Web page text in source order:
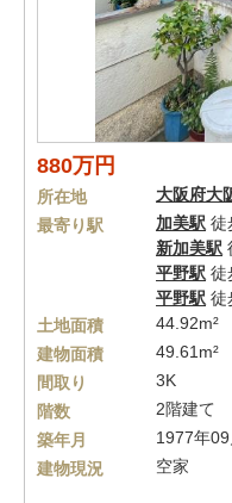
880万円
所在地 大阪府大
最寄り駅
加美駅 徒
新加美駅
平野駅 徒
平野駅 徒
土地面積
44.92m²
建物面積
49.61m²
間取り
3K
階数
2階建て
築年月
1977年09
建物現況
空家